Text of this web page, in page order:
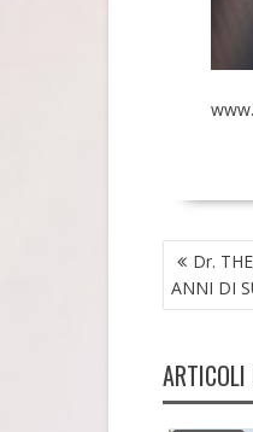
ARTICOLI
Dr.
ANNI DI
ARTICOLI